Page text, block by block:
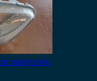
αριστερός